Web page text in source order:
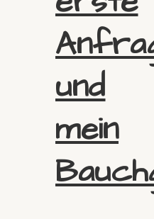
und
mein